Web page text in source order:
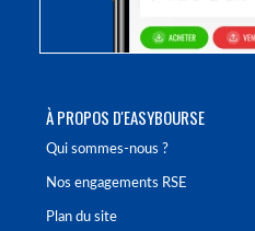
À PROPOS D'EASYBOURSE
Qui sommes-nous ?
Nos engagements RSE
Plan du site